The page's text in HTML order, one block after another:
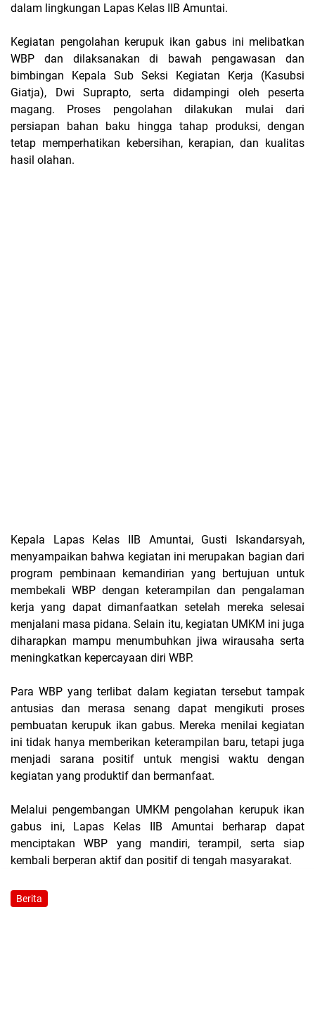
dalam lingkungan Lapas Kelas IIB Amuntai.
Kegiatan pengolahan kerupuk ikan gabus ini melibatkan
WBP dan dilaksanakan di bawah pengawasan dan
bimbingan Kepala Sub Seksi Kegiatan Kerja (Kasubsi
Giatja), Dwi Suprapto, serta didampingi oleh peserta
magang. Proses pengolahan dilakukan mulai dari
persiapan bahan baku hingga tahap produksi, dengan
tetap memperhatikan kebersihan, kerapian, dan kualitas
hasil olahan.
Kepala Lapas Kelas IIB Amuntai, Gusti Iskandarsyah,
menyampaikan bahwa kegiatan ini merupakan bagian dari
program pembinaan kemandirian yang bertujuan untuk
membekali WBP dengan keterampilan dan pengalaman
kerja yang dapat dimanfaatkan setelah mereka selesai
menjalani masa pidana. Selain itu, kegiatan UMKM ini juga
diharapkan mampu menumbuhkan jiwa wirausaha serta
meningkatkan kepercayaan diri WBP.
Para WBP yang terlibat dalam kegiatan tersebut tampak
antusias dan merasa senang dapat mengikuti proses
pembuatan kerupuk ikan gabus. Mereka menilai kegiatan
ini tidak hanya memberikan keterampilan baru, tetapi juga
menjadi sarana positif untuk mengisi waktu dengan
kegiatan yang produktif dan bermanfaat.
Melalui pengembangan UMKM pengolahan kerupuk ikan
gabus ini, Lapas Kelas IIB Amuntai berharap dapat
menciptakan WBP yang mandiri, terampil, serta siap
kembali berperan aktif dan positif di tengah masyarakat.
Berita